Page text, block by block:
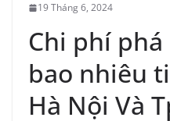
19 Tháng 6, 2024
Chi phí
bao nhiêu
Hà Nội Và